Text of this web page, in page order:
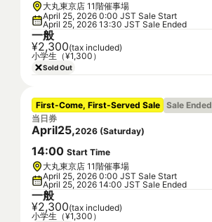
大丸東京店 11階催事場
April 25, 2026 0:00 JST Sale Start
April 25, 2026 13:30 JST Sale Ended
一般
¥2,300(tax included)
小学生（¥1,300）
Sold Out
First-Come, First-Served Sale Sale Ended
当日券
April25,2026 (Saturday)
14:00 Start Time
大丸東京店 11階催事場
April 25, 2026 0:00 JST Sale Start
April 25, 2026 14:00 JST Sale Ended
一般
¥2,300(tax included)
小学生（¥1,300）